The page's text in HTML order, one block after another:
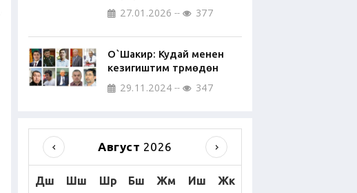
27.01.2026 377
О`Шакир: Кудай менен
кезигиштим түрмөдөн
29.11.2024 347
Август 2026
Дш Шш Шр Бш Жм Иш Жк